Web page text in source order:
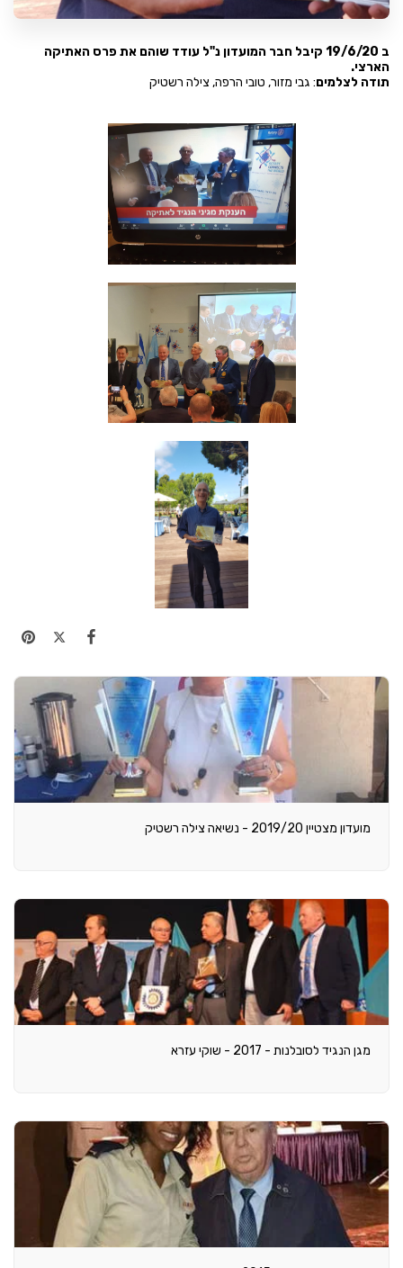
ב 19/6/20 קיבל חבר המועדון נ"ל עודד שוהם את פרס האתיקה
הארצי.
תודה לצלמים: גבי מזור, טובי הרפה, צילה רשטיק
מועדון מצטיין 2019/20 - נשיאה צילה רשטיק
מגן הנגיד לסובלנות - 2017 - שוקי עזרא